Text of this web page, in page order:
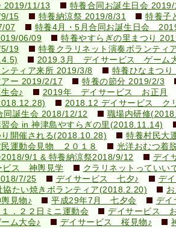
2019/11/13
特養合同お誕生日会
15
特養納涼祭 2019/8/31
特養子
07
特養4月・5月合同お誕生日会
06/09
特養やすらぎの里まつり
19
特養クラリネット演奏ボランティ
2019.3月 デイサービス ゲーム
ティア来所 2019/3/8
特養ひなまつ
ー 2019/2/17
特養の節分 2019/2/3
会♪
2019年 デイサービス お正月
2018.12 デイサービス ク
同誕生会 2018/12/12
職場内研修
習会 in 神津島やすらぎの里(2018.11.14)
開催される(2018.10.28)
特養村民大
運動会見物 ２０１８
光洋おむつ着
2018/9/1 & 特養納涼祭2018/9/12
デイ
ビス 神輿見学
クラリネットってい
7/25
デイサービス 七夕♪
デ
協たい焼きボランティア(2018.2.20)
見物♪
平成29年7月 七夕会
デイ
．２２日ミニ運動会
デイサービス
ム大会♪
デイサービス 桜見物♪